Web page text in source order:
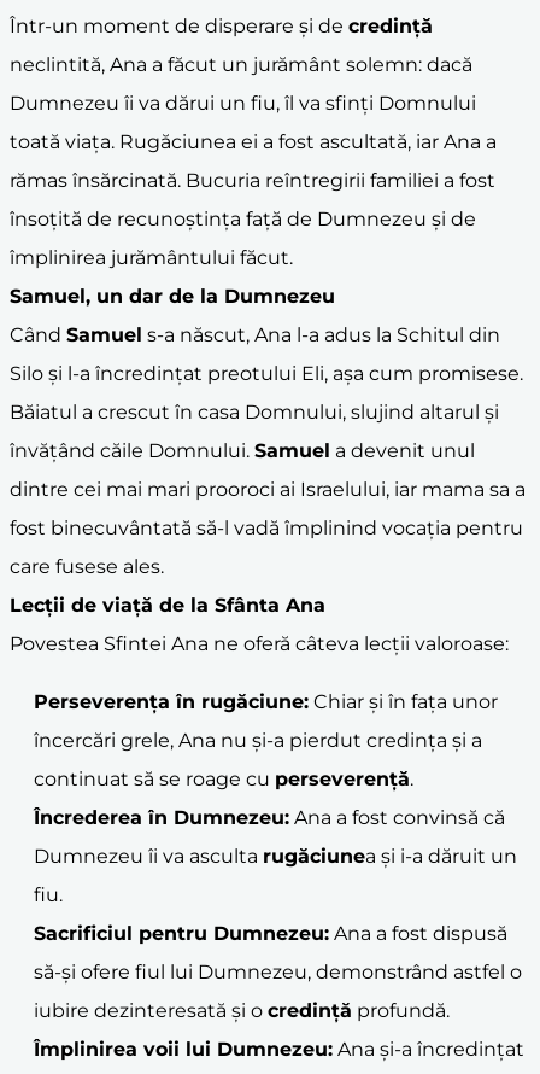
Într-un moment de disperare și de credință
neclintită, Ana a făcut un jurământ solemn: dacă
Dumnezeu îi va dărui un fiu, îl va sfinți Domnului
toată viața. Rugăciunea ei a fost ascultată, iar Ana a
rămas însărcinată. Bucuria reîntregirii familiei a fost
însoțită de recunoștința față de Dumnezeu și de
împlinirea jurământului făcut.
Samuel, un dar de la Dumnezeu
Când Samuel s-a născut, Ana l-a adus la Schitul din
Silo și l-a încredințat preotului Eli, așa cum promisese.
Băiatul a crescut în casa Domnului, slujind altarul și
învățând căile Domnului. Samuel a devenit unul
dintre cei mai mari prooroci ai Israelului, iar mama sa a
fost binecuvântată să-l vadă împlinind vocația pentru
care fusese ales.
Lecții de viață de la Sfânta Ana
Povestea Sfintei Ana ne oferă câteva lecții valoroase:
Perseverența în rugăciune: Chiar și în fața unor
încercări grele, Ana nu și-a pierdut credința și a
continuat să se roage cu perseverență.
Încrederea în Dumnezeu: Ana a fost convinsă că
Dumnezeu îi va asculta rugăciunea și i-a dăruit un
fiu.
Sacrificiul pentru Dumnezeu: Ana a fost dispusă
să-și ofere fiul lui Dumnezeu, demonstrând astfel o
iubire dezinteresată și o credință profundă.
Împlinirea voii lui Dumnezeu: Ana și-a încredințat